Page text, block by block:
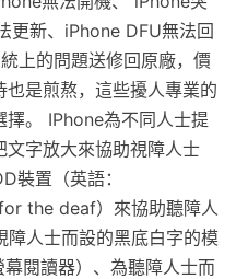
更新、iPhone DFU無法回
上的問題送修回原廠，價
是煎熬，這些擾人專業的
擇。 IPhone為不同人士提
字放大來協助視障人士
裝置（英語：
the deaf）來協助聽障人
人士而設的黑底白字的模
閱讀器）、為聽障人士而